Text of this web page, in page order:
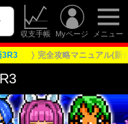
収支手帳 Myページ メニュー
3R3 完全攻略マニュアル(新